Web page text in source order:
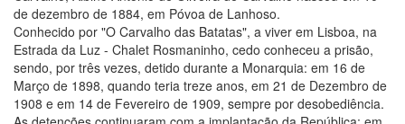
de dezembro de 1884, em Póvoa de Lanhoso.
Conhecido por "O Carvalho das Batatas", a viver em Lisboa, na
Estrada da Luz - Chalet Rosmaninho, cedo conheceu a prisão,
sendo, por três vezes, detido durante a Monarquia: em 16 de
Março de 1898, quando teria treze anos, em 21 de Dezembro de
1908 e em 14 de Fevereiro de 1909, sempre por desobediência.